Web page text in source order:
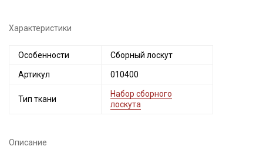
Характеристики
Особенности Сборный лоскут
Артикул 010400
Тип ткани
Набор сборного
лоскута
Описание
промокоды и скидки до 30% на узкие
категории тканей